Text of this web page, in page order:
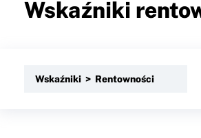
Wskaźniki
Wskaźniki > Rentowności